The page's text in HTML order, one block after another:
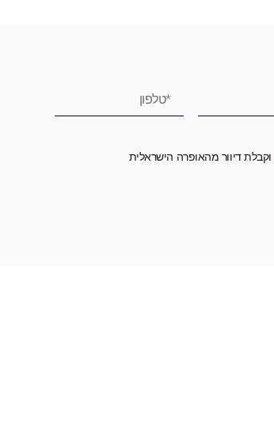
וקבלת דיוור מהאופרה הישראלית